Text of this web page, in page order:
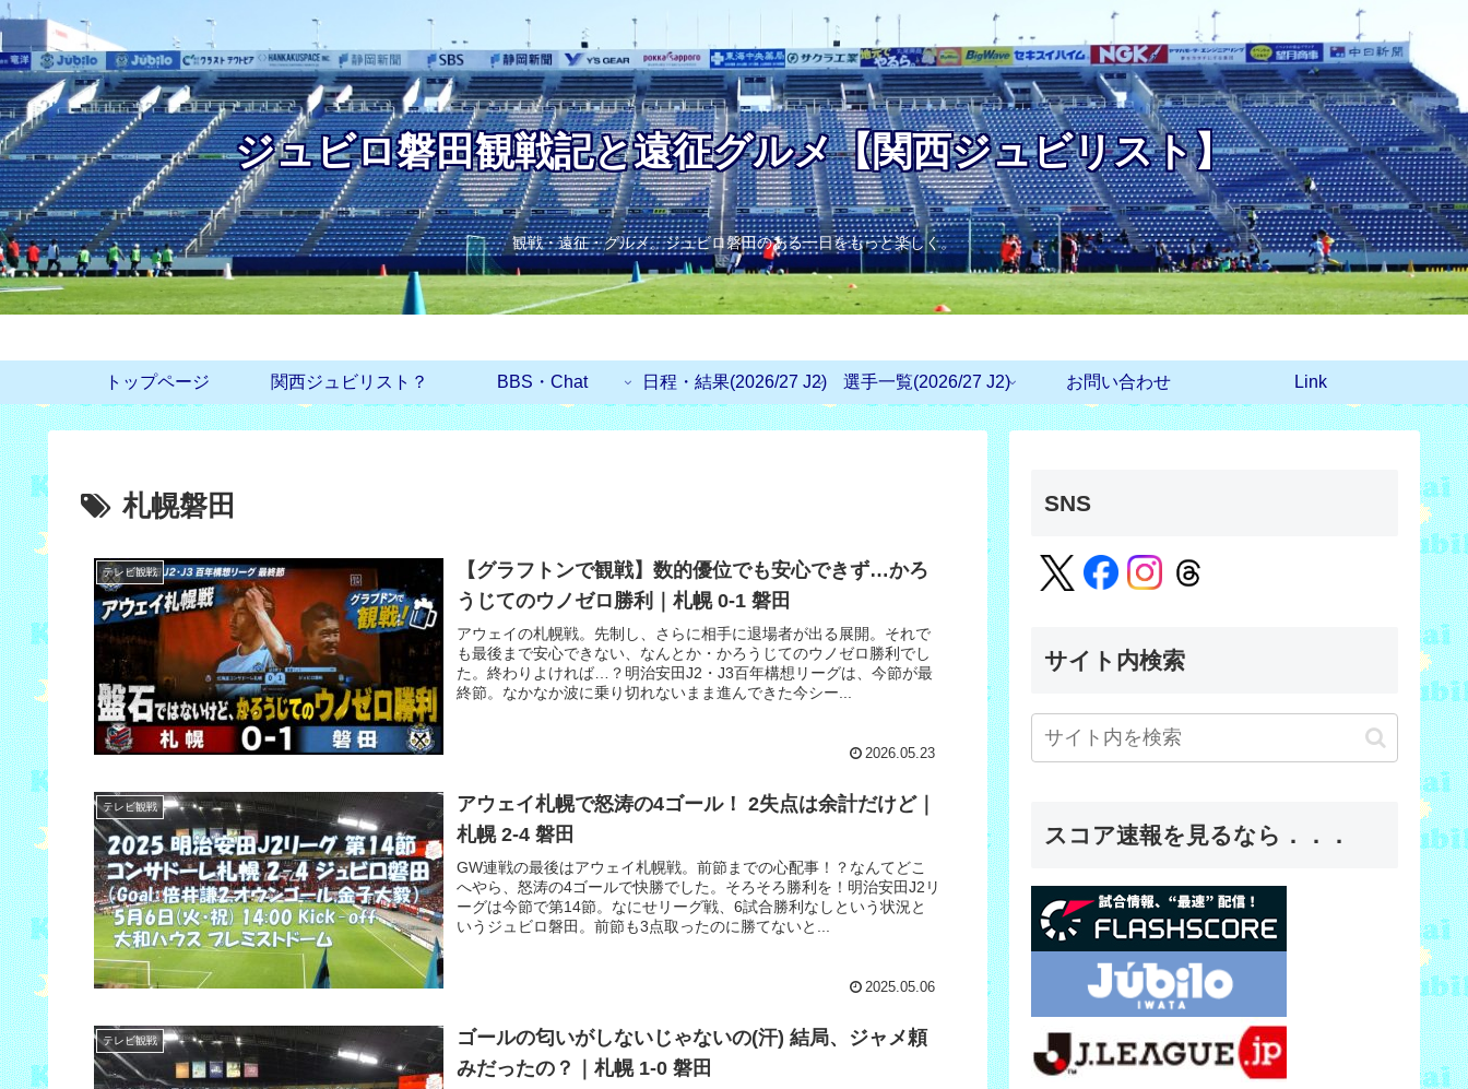
ジュビロ磐田観戦記と遠征グルメ【関西ジュビリスト】
観戦・遠征・グルメ。ジュビロ磐田のある一日をもっと楽しく。
トップページ 関西ジュビリスト？ BBS・Chat 日程・結果(2026/27 J2) 選手一覧(2026/27 J2) お問い合わせ Link
札幌磐田
テレビ観戦
【グラフトンで観戦】数的優位でも安心できず…かろ
うじてのウノゼロ勝利｜札幌 0-1 磐田
アウェイの札幌戦。先制し、さらに相手に退場者が出る展開。それで
も最後まで安心できない、なんとか・かろうじてのウノゼロ勝利でし
た。終わりよければ…？明治安田J2・J3百年構想リーグは、今節が最
終節。なかなか波に乗り切れないまま進んできた今シー...
2026.05.23
テレビ観戦
アウェイ札幌で怒涛の4ゴール！ 2失点は余計だけど｜
札幌 2-4 磐田
GW連戦の最後はアウェイ札幌戦。前節までの心配事！？なんてどこ
へやら、怒涛の4ゴールで快勝でした。そろそろ勝利を！明治安田J2リ
ーグは今節で第14節。なにせリーグ戦、6試合勝利なしという状況と
いうジュビロ磐田。前節も3点取ったのに勝てないと...
2025.05.06
テレビ観戦
ゴールの匂いがしないじゃないの(汗) 結局、ジャメ頼
みだったの？｜札幌 1-0 磐田
SNS
サイト内検索
スコア速報を見るなら．．．